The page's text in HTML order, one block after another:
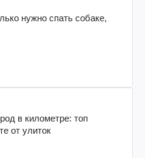
нужно спать собаке,
в километре: топ
от улиток